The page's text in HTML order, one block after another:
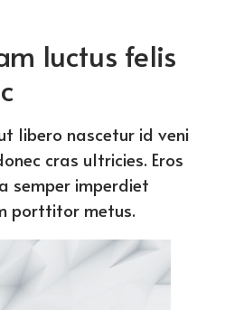
luctus felis
libero nascetur id veni
cras ultricies. Eros
semper imperdiet
porttitor metus.